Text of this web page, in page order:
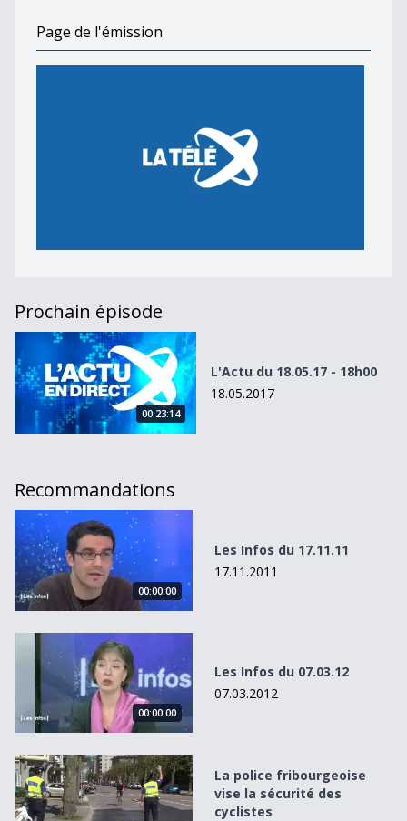
Page de l'émission
Prochain épisode
L&#039;Actu du 18.05.17 - 18h00
00:23:14
L'Actu du 18.05.17 - 18h00
18.05.2017
Recommandations
Les Infos du 17.11.11
00:00:00
Les Infos du 17.11.11
17.11.2011
Les Infos du 07.03.12
00:00:00
Les Infos du 07.03.12
07.03.2012
La police fribourgeoise vise la sécurité des cyclistes
La police fribourgeoise
vise la sécurité des
cyclistes